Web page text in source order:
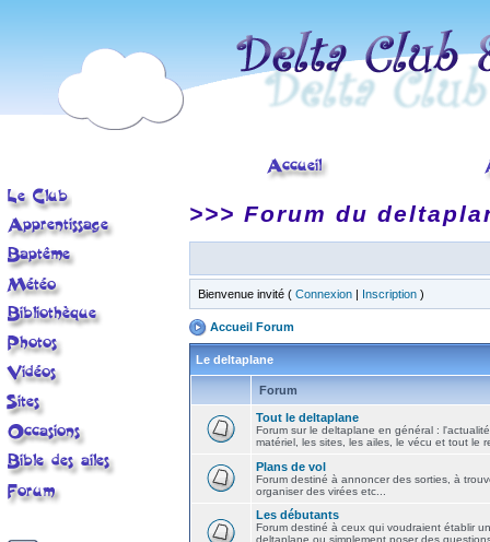
>>> Forum du
Bienvenue invité ( Connexion | Inscription )
Accueil Forum
Le deltaplane
Forum
Tout le deltaplane
Forum sur le deltaplane en général :
matériel, les sites, les ailes, le vécu et tout le
Plans de vol
Forum destiné à annoncer des sorties, à
organiser des virées etc...
Les débutants
Forum destiné à ceux qui voudraient établir
deltaplane ou simplement poser des